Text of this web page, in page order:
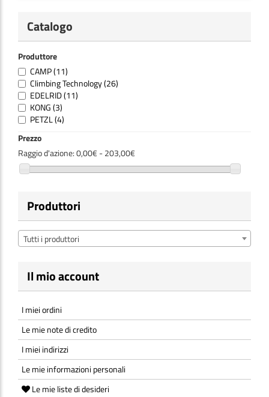
Catalogo
Produttore
CAMP(11)
Climbing Technology(26)
EDELRID(11)
KONG(3)
PETZL(4)
Prezzo
Raggio d'azione:0,00€ - 203,00€
Produttori
Tutti i produttori
Il mio account
I miei ordini
Le mie note di credito
I miei indirizzi
Le mie informazioni personali
Le mie liste di desideri